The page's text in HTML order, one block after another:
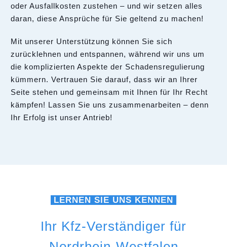
oder Ausfallkosten zustehen – und wir setzen alles
daran, diese Ansprüche für Sie geltend zu machen!
Mit unserer Unterstützung können Sie sich
zurücklehnen und entspannen, während wir uns um
die komplizierten Aspekte der Schadensregulierung
kümmern. Vertrauen Sie darauf, dass wir an Ihrer
Seite stehen und gemeinsam mit Ihnen für Ihr Recht
kämpfen! Lassen Sie uns zusammenarbeiten – denn
Ihr Erfolg ist unser Antrieb!
LERNEN SIE UNS KENNEN
Ihr Kfz-Verständiger für